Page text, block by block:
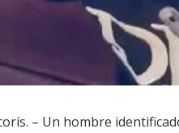
– Un hombre